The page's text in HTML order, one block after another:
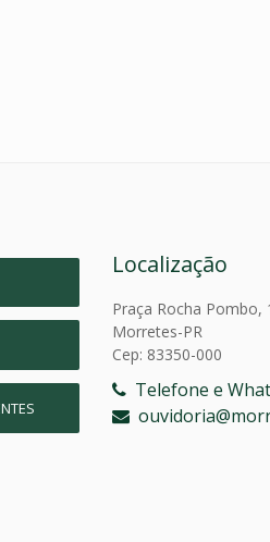
Localização
Praça Rocha Pombo,
Morretes-PR
Cep: 83350-000
Telefone e